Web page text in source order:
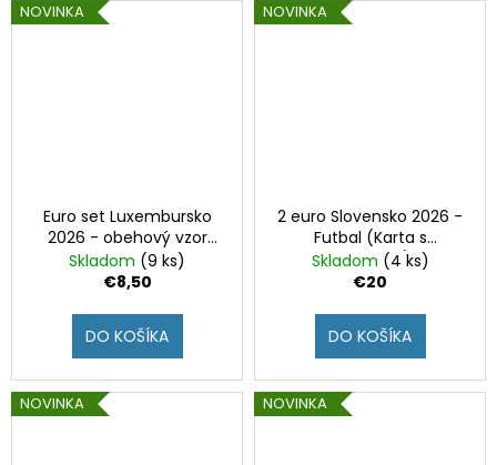
NOVINKA
Euro set Luxembursko
2026 - obehový vzor
2026 UNC
Skladom (9 ks)
€8,50
DO KOŠÍKA
NOVINKA
2 euro Slovensko 2026 -
Futbal (Karta s
medailou)
Skladom (4 ks)
€20
DO KOŠÍKA
NOVINKA NOVINKA